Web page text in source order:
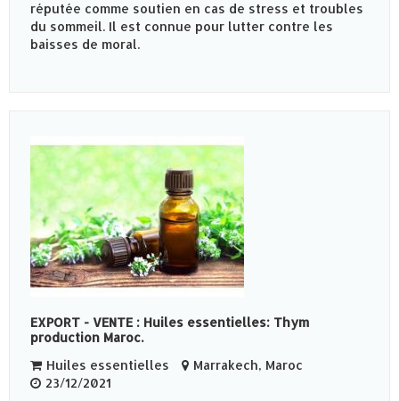
réputée comme soutien en cas de stress et troubles
du sommeil. Il est connue pour lutter contre les
baisses de moral.
EXPORT - VENTE : Huiles essentielles: Thym
production Maroc.
Huiles essentielles
Marrakech, Maroc
23/12/2021